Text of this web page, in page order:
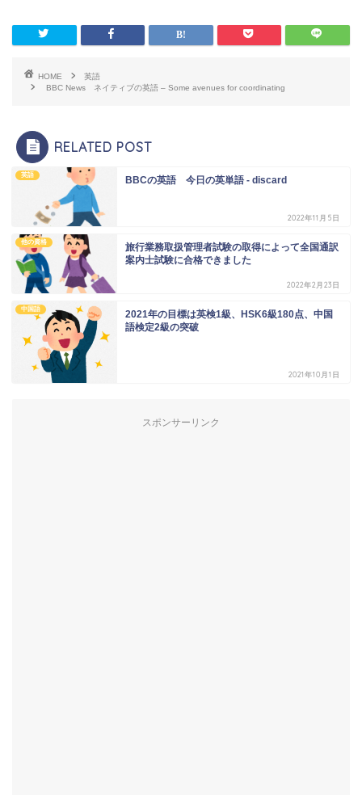
HOME
英語
BBC News ネイティブの英語 – Some avenues for coordinating
RELATED POST
英語 BBCの英語 今日の英単語 - discard
2022年11月5日
他の資格
旅行業務取扱管理者試験の取得によって全国通訳
案内士試験に合格できました
2022年2月23日
中国語
2021年の目標は英検1級、HSK6級180点、中国
語検定2級の突破
2021年10月1日
スポンサーリンク